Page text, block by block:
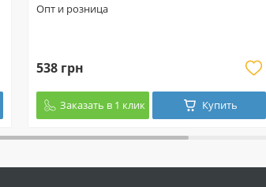
Опт и розница
538 грн
Заказать в 1 клик Купить